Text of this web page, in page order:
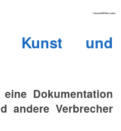
Kunst und
Dokumentation
andere Verbrecher